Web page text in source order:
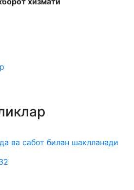
ва сабот билан шаклланади